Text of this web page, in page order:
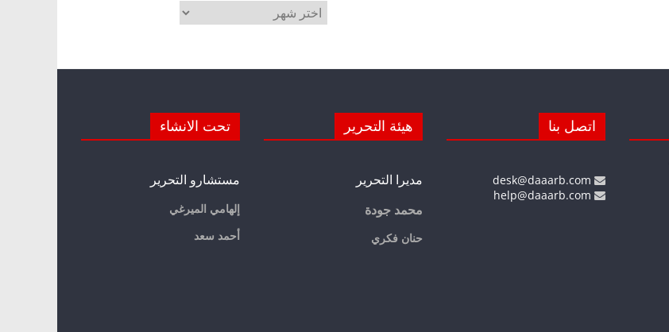
الأرشيف
اتصل بنا هيئة التحرير
مديرا التحرير
محمد جودة
حنان فكري
تحت الانشاء
مستشارو التحرير
إلهامي الميرغي
أحمد سعد